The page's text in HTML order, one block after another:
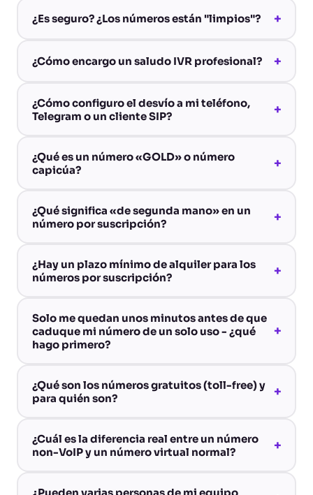
¿Es seguro? ¿Los números están "limpios"? +
¿Cómo encargo un saludo IVR profesional? +
¿Cómo configuro el desvío a mi teléfono,
Telegram o un cliente SIP?
+
¿Qué es un número «GOLD» o número
capicúa?
+
¿Qué significa «de segunda mano» en un
número por suscripción?
+
¿Hay un plazo mínimo de alquiler para los
números por suscripción?
+
Solo me quedan unos minutos antes de que
caduque mi número de un solo uso - ¿qué
hago primero?
+
¿Qué son los números gratuitos (toll-free) y
para quién son?
+
¿Cuál es la diferencia real entre un número
non-VoIP y un número virtual normal?
+
¿Pueden varias personas de mi equipo